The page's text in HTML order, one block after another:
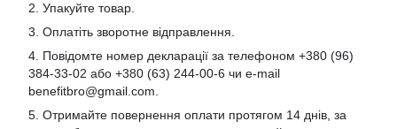
2. Упакуйте товар.
3. Оплатіть зворотне відправлення.
4. Повідомте номер декларації за телефоном +380 (96)
384-33-02 або +380 (63) 244-00-6 чи e-mail
benefitbro@gmail.com
5. Отримайте повернення оплати протягом 14 днів, за